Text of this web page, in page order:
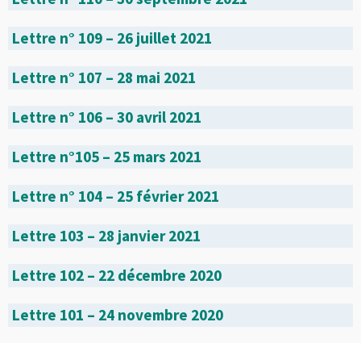
Lettre n° 109 – 26 juillet 2021
Lettre n° 107 – 28 mai 2021
Lettre n° 106 – 30 avril 2021
Lettre n°105 – 25 mars 2021
Lettre n° 104 – 25 février 2021
Lettre 103 – 28 janvier 2021
Lettre 102 – 22 décembre 2020
Lettre 101 – 24 novembre 2020